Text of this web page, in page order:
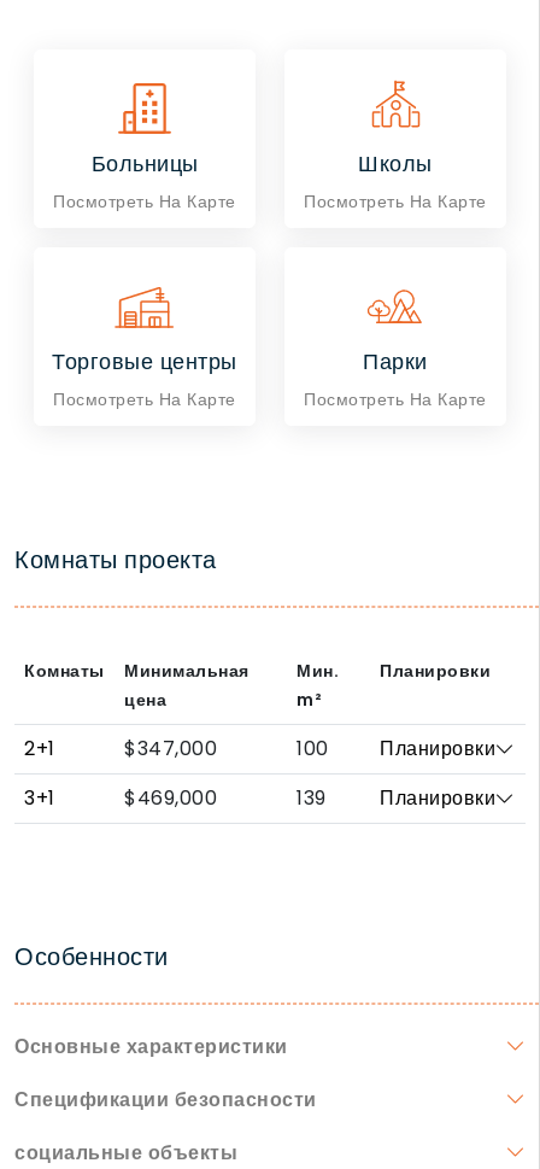
Больницы
Посмотреть На Карте
Школы
Посмотреть На Карте
Торговые центры
Посмотреть На Карте
Парки
Посмотреть На Карте
Комнаты проекта
Комнаты
Минимальная
цена
Мин.
m²
Планировки
2+1 $347,000 100
Планировки
3+1
$469,000 139 Планировки
Особенности
Основные характеристики
Спецификации безопасности
социальные объекты